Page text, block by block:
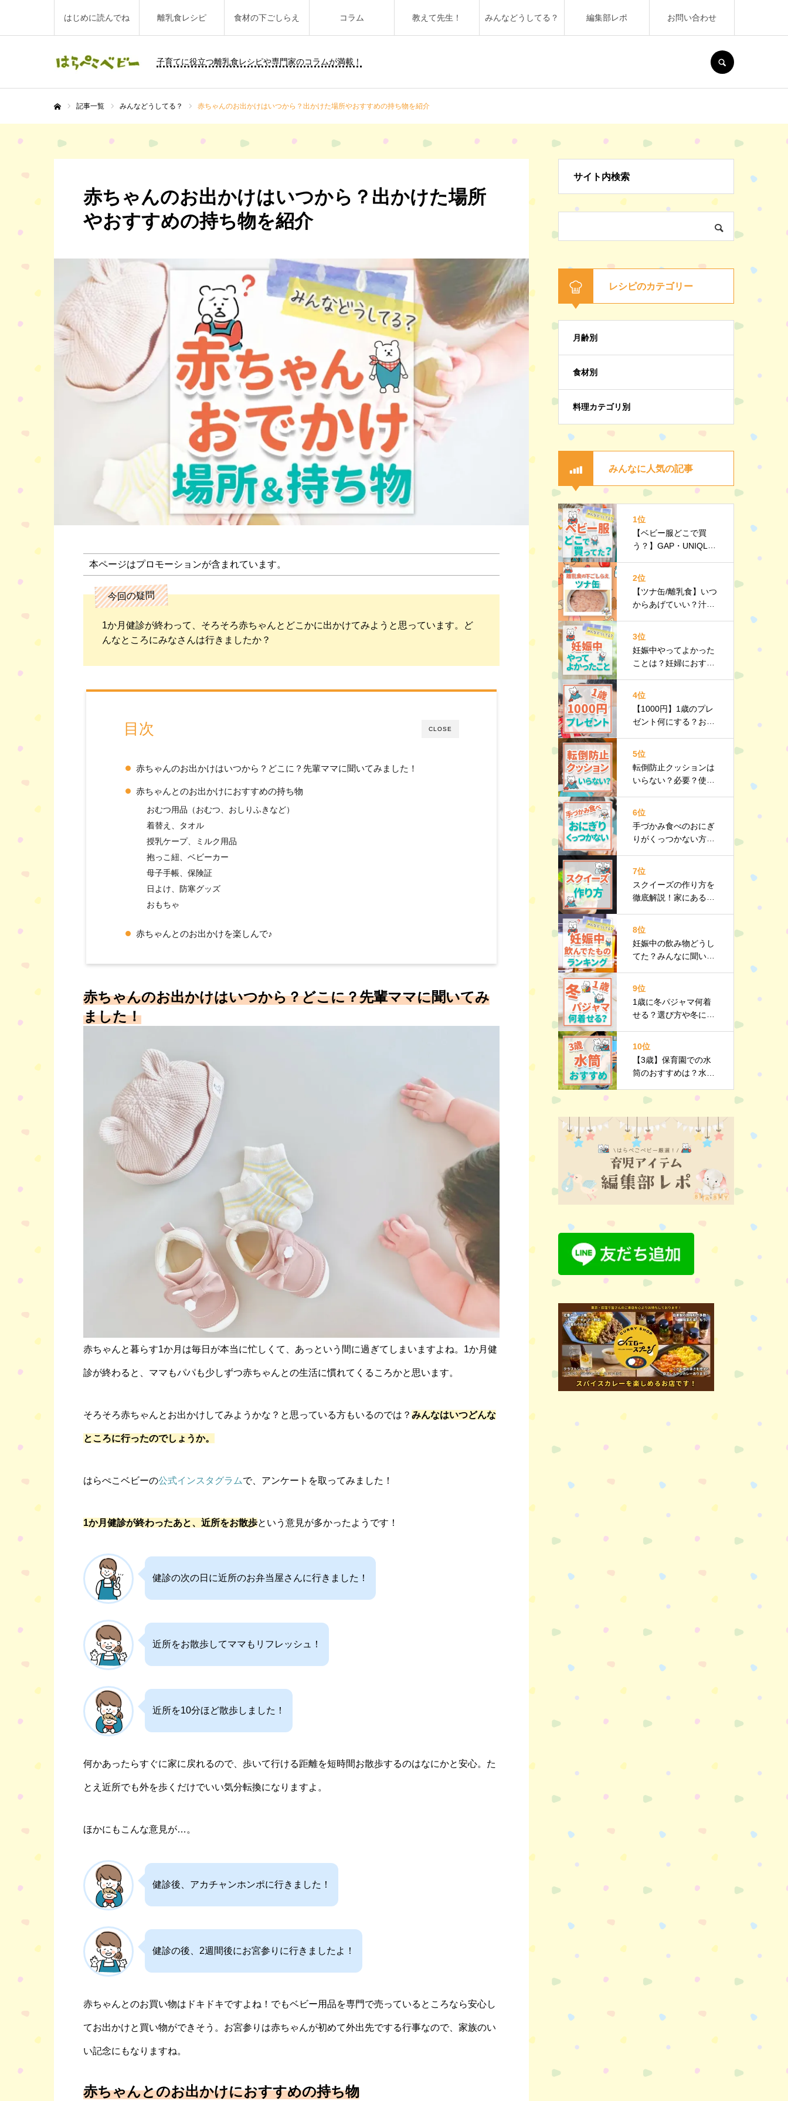
子育てに役立つ離乳食レシピや専門家のコラムが満載！
はじめに読んでね 離乳食レシピ 食材の下ごしらえ コラム 教えて先生！ みんなどうしてる？ 編集部レポ お問い合わせ
記事一覧 みんなどうしてる？ 赤ちゃんのお出かけはいつから？出かけた場所やおすすめの持ち物を紹介
赤ちゃんのお出かけはいつから？出かけた場所
やおすすめの持ち物を紹介
本ページはプロモーションが含まれています。
今回の疑問
1か月健診が終わって、そろそろ赤ちゃんとどこかに出かけてみようと思っています。ど
んなところにみなさんは行きましたか？
CLOSE
目次
赤ちゃんのお出かけはいつから？どこに？先輩ママに聞いてみました！
赤ちゃんとのお出かけにおすすめの持ち物
おむつ用品（おむつ、おしりふきなど）
着替え、タオル
授乳ケープ、ミルク用品
抱っこ紐、ベビーカー
母子手帳、保険証
日よけ、防寒グッズ
おもちゃ
赤ちゃんとのお出かけを楽しんで♪
赤ちゃんのお出かけはいつから？どこに？先輩ママに聞いてみ
ました！
赤ちゃんと暮らす1か月は毎日が本当に忙しくて、あっという間に過ぎてしまいますよね。1か月健
診が終わると、ママもパパも少しずつ赤ちゃんとの生活に慣れてくるころかと思います。
そろそろ赤ちゃんとお出かけしてみようかな？と思っている方もいるのでは？ みんなはいつどんな
ところに行ったのでしょうか。
はらぺこベビーの公式インスタグラムで、アンケートを取ってみました！
1か月健診が終わったあと、近所をお散歩という意見が多かったようです！
健診の次の日に近所のお弁当屋さんに行きました！
近所をお散歩してママもリフレッシュ！
近所を10分ほど散歩しました！
何かあったらすぐに家に戻れるので、歩いて行ける距離を短時間お散歩するのはなにかと安心。た
とえ近所でも外を歩くだけでいい気分転換になりますよ。
ほかにもこんな意見が…。
健診後、アカチャンホンポに行きました！
健診の後、2週間後にお宮参りに行きましたよ！
赤ちゃんとのお買い物はドキドキですよね！でもベビー用品を専門で売っているところなら安心し
てお出かけと買い物ができそう。お宮参りは赤ちゃんが初めて外出先でする行事なので、家族のい
い記念にもなりますね。
赤ちゃんとのお出かけにおすすめの持ち物
サイト内検索
レシピのカテゴリー
月齢別
食材別
料理カテゴリ別
みんなに人気の記事
1位
【ベビー服どこで買
う？】GAP・UNIQL
2位
【ツナ缶/離乳食】いつ
からあげていい？汁
のポイントなど詳しく
解説
3位
妊娠中やってよかった
ことは？妊婦におすす
4位
【1000円】1歳のプレ
ゼント何にする？おす
紹介
5位
転倒防止クッションは
いらない？必要？使う
6位
手づかみ食べのおにぎ
りがくっつかない方法
7位
スクイーズの作り方を
徹底解説！家にあるも
8位
妊娠中の飲み物どうし
てた？みんなに聞いた
9位
1歳に冬パジャマ何着
せる？選び方や冬にお
10位
【3歳】保育園での水
筒のおすすめは？水筒
点を解説